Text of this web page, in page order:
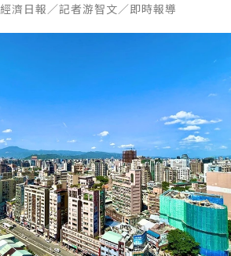
經濟日報／記者游智文／即時報導